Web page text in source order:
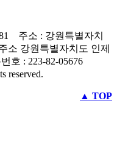
주소 : 강원특별자치
소 강원특별자치도 인제
호 : 223-82-05676
reserved.
▲ TOP